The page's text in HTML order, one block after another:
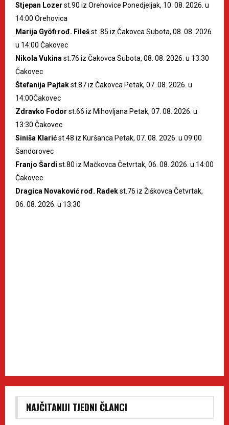
Stjepan Lozer st.90 iz Orehovice Ponedjeljak, 10. 08. 2026. u
14:00 Orehovica
Marija Gyöfi rođ. Filešst. 85 iz Čakovca Subota, 08. 08. 2026.
u 14:00 Čakovec
Nikola Vukina st.76 iz Čakovca Subota, 08. 08. 2026. u 13:30
Čakovec
Štefanija Pajtakst.87 iz Čakovca Petak, 07. 08. 2026. u
14:00Čakovec
Zdravko Fodor st.66 iz Mihovljana Petak, 07. 08. 2026. u
13:30 Čakovec
Siniša Klarićst.48 iz Kuršanca Petak, 07. 08. 2026. u 09:00
Šandorovec
Franjo Šardi st.80 iz Mačkovca Četvrtak, 06. 08. 2026. u 14:00
Čakovec
Dragica Novaković rođ. Radekst.76 iz Žiškovca Četvrtak,
06. 08. 2026. u 13:30
NAJČITANIJI TJEDNI ČLANCI